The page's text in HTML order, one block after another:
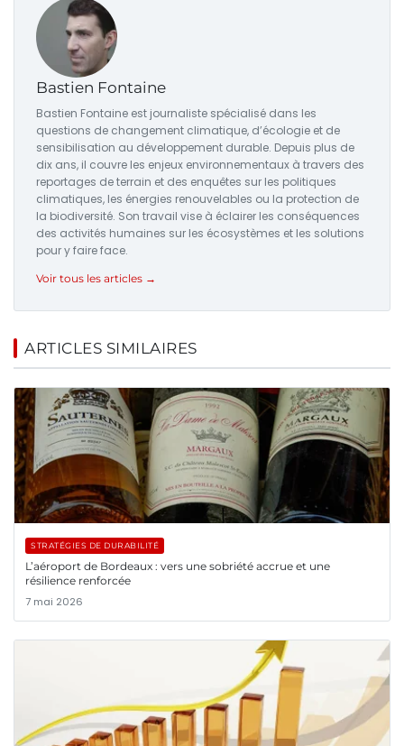
Bastien Fontaine
Bastien Fontaine est journaliste spécialisé dans les
questions de changement climatique, d’écologie et de
sensibilisation au développement durable. Depuis plus de
dix ans, il couvre les enjeux environnementaux à travers des
reportages de terrain et des enquêtes sur les politiques
climatiques, les énergies renouvelables ou la protection de
la biodiversité. Son travail vise à éclairer les conséquences
des activités humaines sur les écosystèmes et les solutions
pour y faire face.
Voir tous les articles →
ARTICLES SIMILAIRES
STRATÉGIES DE DURABILITÉ
L’aéroport de Bordeaux : vers une sobriété accrue et une
résilience renforcée
7 mai 2026